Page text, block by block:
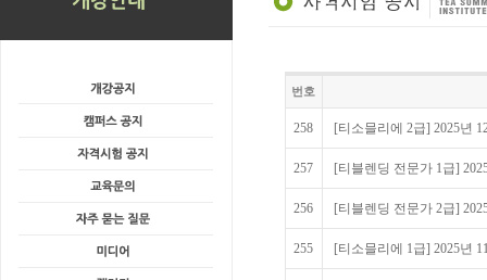
번호
258 [티소믈리에 2급] 2025년
257 [티블렌딩 전문가 1급]
256 [티블렌딩 전문가 2급]
255 [티소믈리에 1급] 2025년